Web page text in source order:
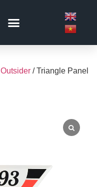
Outsider / Triangle Panel